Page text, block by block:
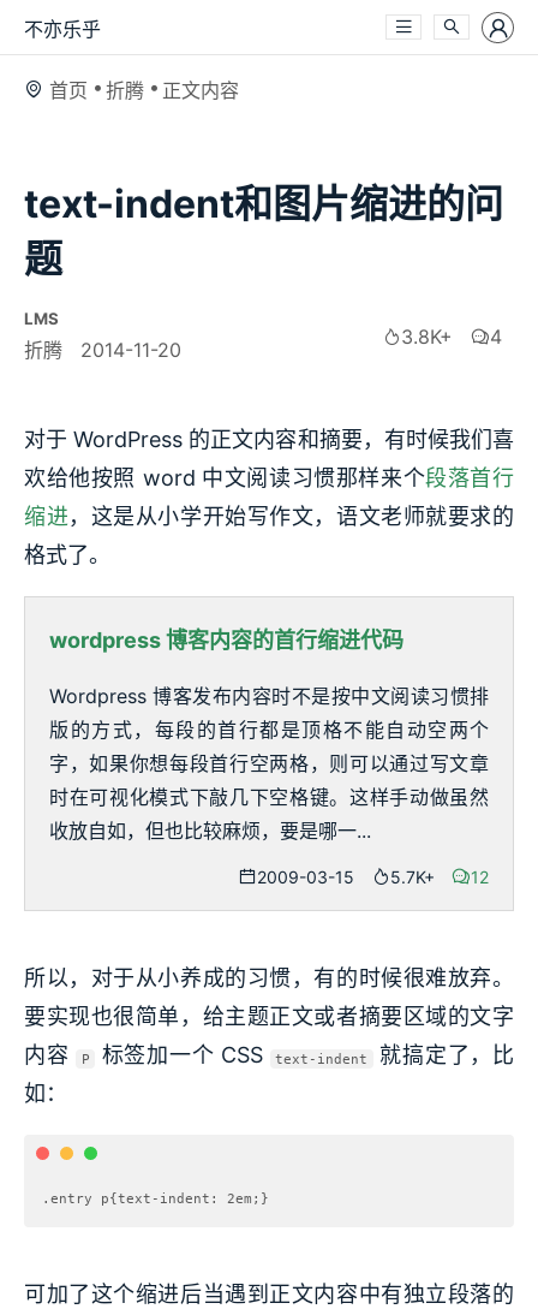
不亦乐乎
首页 折腾 正文内容
text-indent和图片缩进的问
题
LMS
折腾 2014-11-20
3.8K+ 4
对于 WordPress 的正文内容和摘要，有时候我们喜
欢给他按照 word 中文阅读习惯那样来个段落首行
缩进，这是从小学开始写作文，语文老师就要求的
格式了。
wordpress 博客内容的首行缩进代码
Wordpress 博客发布内容时不是按中文阅读习惯排
版的方式，每段的首行都是顶格不能自动空两个
字，如果你想每段首行空两格，则可以通过写文章
时在可视化模式下敲几下空格键。这样手动做虽然
收放自如，但也比较麻烦，要是哪一...
2009-03-15 5.7K+ 12
所以，对于从小养成的习惯，有的时候很难放弃。
要实现也很简单，给主题正文或者摘要区域的文字
内容
P 标签加一个 CSS text-indent
就搞定了，比
如：
.entry p{text-indent: 2em;}
可加了这个缩进后当遇到正文内容中有独立段落的